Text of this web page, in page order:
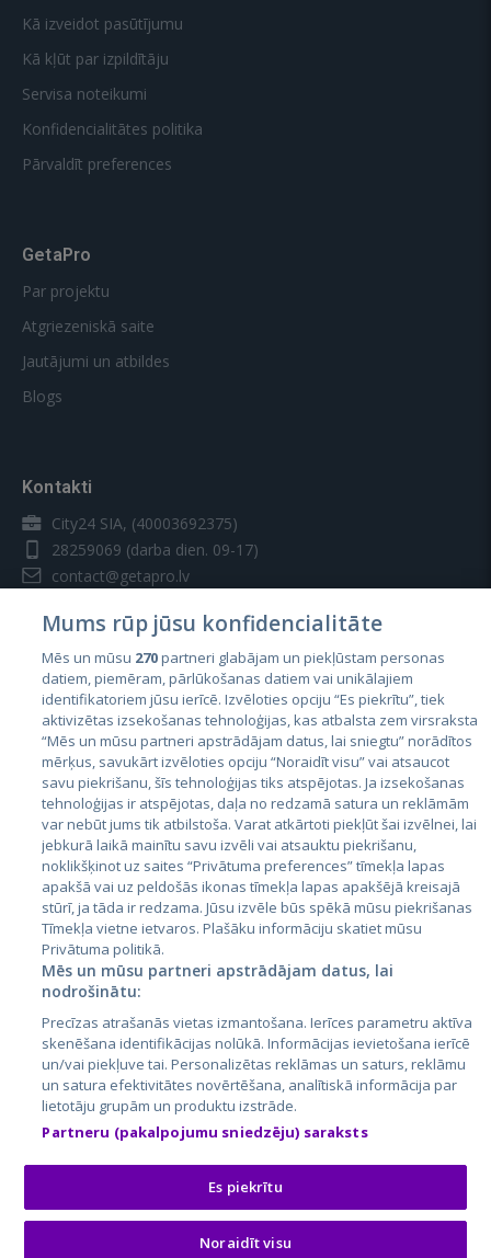
Kā izveidot pasūtījumu
Kā kļūt par izpildītāju
Servisa noteikumi
Konfidencialitātes politika
Pārvaldīt preferences
GetaPro
Par projektu
Atgriezeniskā saite
Jautājumi un atbildes
Blogs
Kontakti
City24 SIA, (40003692375)
28259069 (darba dien. 09-17)
contact@getapro.lv
Valstis
Igaunija
Latvija
Lietuva
City24.lv
City24.ee
GetaPro.lv
GetaPro.ee
Skelbiu.lt
Autoplius.lt
Aruodas.lt
CVbankas.lt
Kainos.lt
Paslaugos.lt
auto24.ee
Osta.ee
KuldneBörs.ee
Mums rūp jūsu konfidencialitāte
Mēs un mūsu 270partneri glabājam un piekļūstam personas
datiem, piemēram, pārlūkošanas datiem vai unikālajiem
identifikatoriem jūsu ierīcē. Izvēloties opciju “Es piekrītu”, tiek
aktivizētas izsekošanas tehnoloģijas, kas atbalsta zem virsraksta
“Mēs un mūsu partneri apstrādājam datus, lai sniegtu” norādītos
mērķus, savukārt izvēloties opciju “Noraidīt visu” vai atsaucot
savu piekrišanu, šīs tehnoloģijas tiks atspējotas. Ja izsekošanas
tehnoloģijas ir atspējotas, daļa no redzamā satura un reklāmām
var nebūt jums tik atbilstoša. Varat atkārtoti piekļūt šai izvēlnei, lai
jebkurā laikā mainītu savu izvēli vai atsauktu piekrišanu,
noklikšķinot uz saites “Privātuma preferences” tīmekļa lapas
apakšā vai uz peldošās ikonas tīmekļa lapas apakšējā kreisajā
stūrī, ja tāda ir redzama. Jūsu izvēle būs spēkā mūsu piekrišanas
Tīmekļa vietne ietvaros. Plašāku informāciju skatiet mūsu
Privātuma politikā.
Mēs un mūsu partneri apstrādājam datus, lai
nodrošinātu:
Precīzas atrašanās vietas izmantošana. Ierīces parametru aktīva
skenēšana identifikācijas nolūkā. Informācijas ievietošana ierīcē
un/vai piekļuve tai. Personalizētas reklāmas un saturs, reklāmu
un satura efektivitātes novērtēšana, analītiskā informācija par
lietotāju grupām un produktu izstrāde.
Partneru (pakalpojumu sniedzēju) saraksts
Es piekrītu
Noraidīt visu